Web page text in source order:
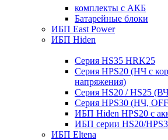
комплекты с АКБ
Батарейные блоки
ИБП East Power
ИБП Hiden
Серия HS35 HRK25
Серия HPS20 (НЧ с
напряжения)
Серия HS20 / HS25
Серия HPS30 (НЧ,
ИБП Hiden HPS20 с
ИБП серии HS20/
ИБП Eltena